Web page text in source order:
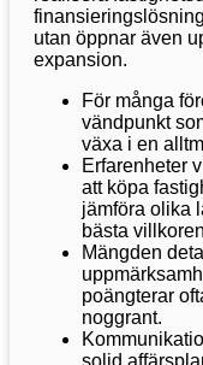
utan öppnar även
expansion.
För många
vändpunkt
växa i en
Erfarenheter
att köpa
jämföra olika
bästa
Mängden
poängterar
noggrant.
solid